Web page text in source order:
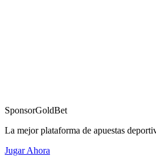
SponsorGoldBet
La mejor plataforma de apuestas
Jugar Ahora